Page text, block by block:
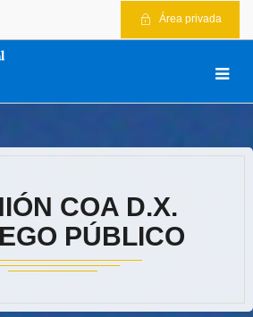
Área privada
COA D.X.
PÚBLICO